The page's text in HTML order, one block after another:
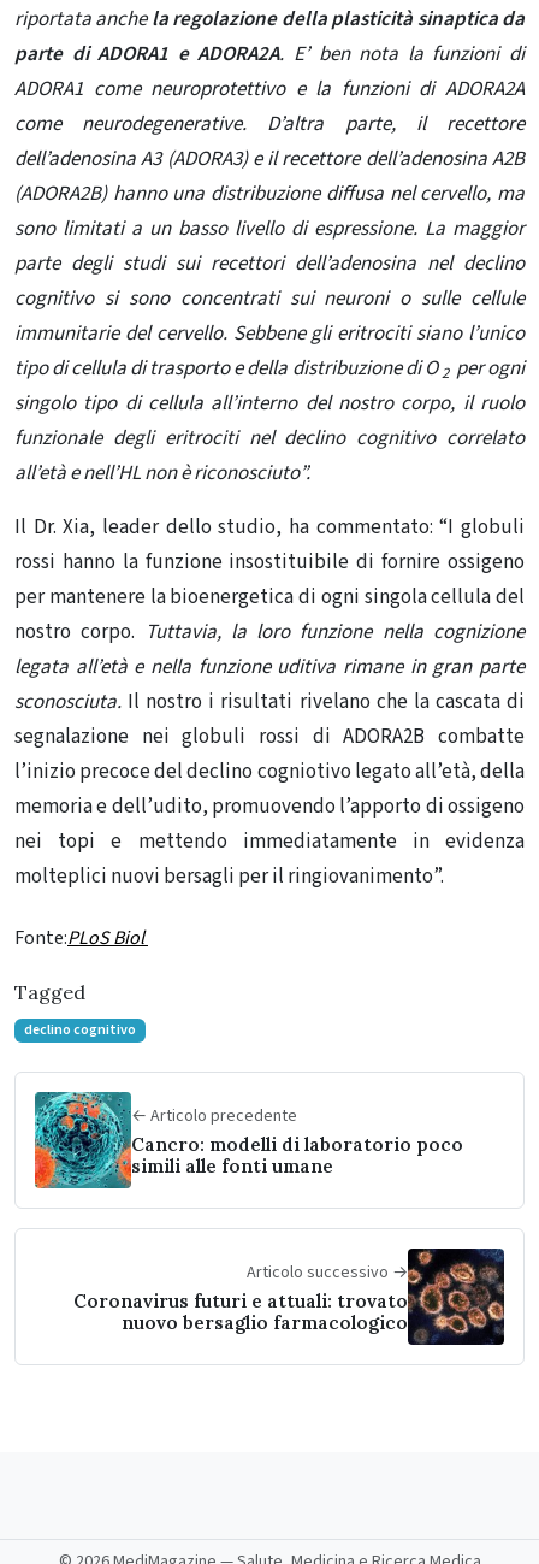
riportata anchela regolazione della plasticità sinaptica da
parte di ADORA1 e ADORA2A. E’ ben nota la funzioni di
ADORA1 come neuroprotettivo e la funzioni di ADORA2A
come neurodegenerative. D’altra parte, il recettore
dell’adenosina A3 (ADORA3) e il recettore dell’adenosina A2B
(ADORA2B) hanno una distribuzione diffusa nel cervello, ma
sono limitati a un basso livello di espressione. La maggior
parte degli studi sui recettori dell’adenosina nel declino
cognitivo si sono concentrati sui neuroni o sulle cellule
immunitarie del cervello. Sebbene gli eritrociti siano l’unico
tipo di cellula di trasporto e della distribuzione di O2 per ogni
singolo tipo di cellula all’interno del nostro corpo, il ruolo
funzionale degli eritrociti nel declino cognitivo correlato
all’età e nell’HL non è riconosciuto”.
Il Dr. Xia, leader dello studio, ha commentato: “I globuli
rossi hanno la funzione insostituibile di fornire ossigeno
per mantenere la bioenergetica di ogni singola cellula del
nostro corpo. Tuttavia, la loro funzione nella cognizione
legata all’età e nella funzione uditiva rimane in gran parte
sconosciuta. Il nostro i risultati rivelano che la cascata di
segnalazione nei globuli rossi di ADORA2B combatte
l’inizio precoce del declino cogniotivo legato all’età, della
memoria e dell’udito, promuovendo l’apporto di ossigeno
nei topi e mettendo immediatamente in evidenza
molteplici nuovi bersagli per il ringiovanimento”.
Fonte:PLoS Biol
Tagged
declino cognitivo
← Articolo precedente
Cancro: modelli di laboratorio poco
simili alle fonti umane
Articolo successivo →
Coronavirus futuri e attuali: trovato
nuovo bersaglio farmacologico